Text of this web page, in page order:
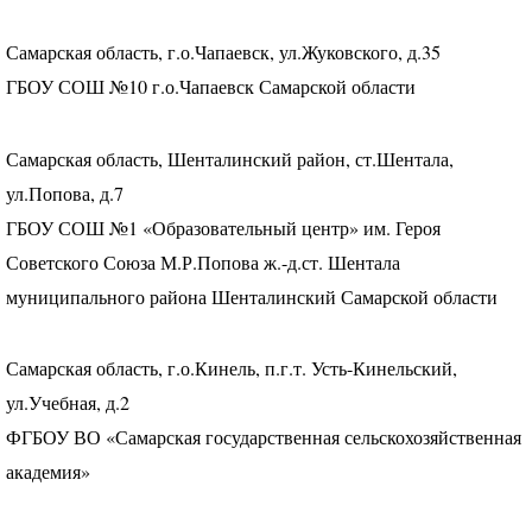
Самарская область, г.о.Чапаевск, ул.Жуковского, д.35
ГБОУСОШ№10 г.о.Чапаевск Самарской области
Самарская область, Шенталинский район, ст.Шентала,
ул.Попова, д.7
ГБОУСОШ№1 «Образовательный центр» им. Героя
Советского Союза М.Р.Попова ж.-д.ст. Шентала
муниципального района Шенталинский Самарской области
Самарская область, г.о.Кинель, п.г.т. Усть-Кинельский,
ул.Учебная, д.2
ФГБОУВО «Самарская государственная сельскохозяйственная
академия»